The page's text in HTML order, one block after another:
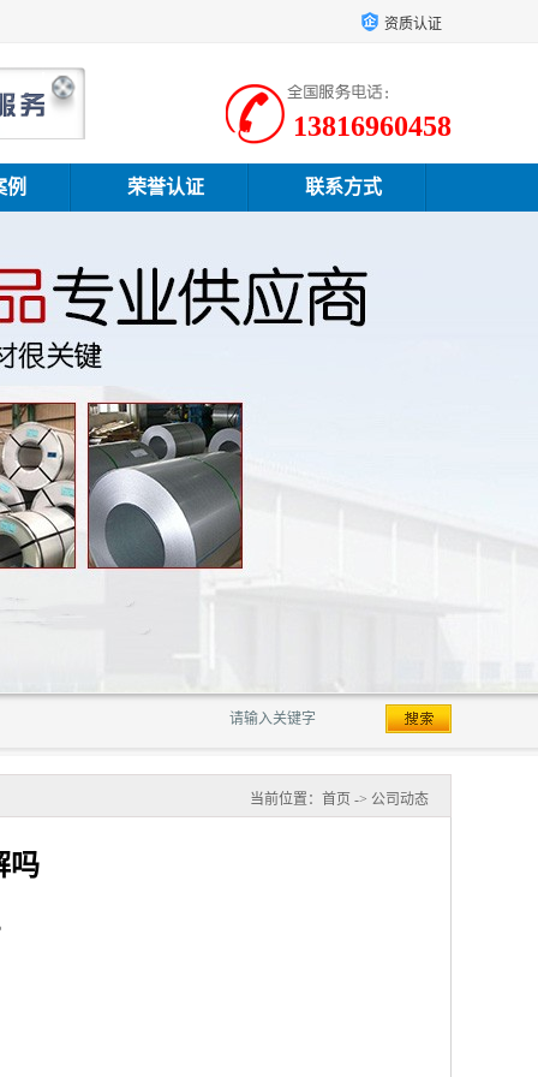
资质认证
13816960458
例 荣誉认证 联系方式
当前位置： 首页 -> 公司动态
吗